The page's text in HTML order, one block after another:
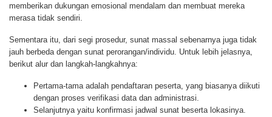
memberikan dukungan emosional mendalam dan membuat mereka
merasa tidak sendiri.
Sementara itu, dari segi prosedur, sunat massal sebenarnya juga tidak
jauh berbeda dengan sunat perorangan/individu. Untuk lebih jelasnya,
berikut alur dan langkah-langkahnya:
Pertama-tama adalah pendaftaran peserta, yang biasanya diikuti
dengan proses verifikasi data dan administrasi.
Selanjutnya yaitu konfirmasi jadwal sunat beserta lokasinya.